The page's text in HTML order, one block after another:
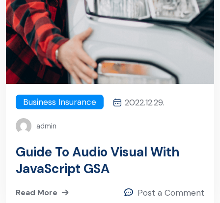
Business Insurance 2022.12.29.
admin
Guide To Audio Visual With
JavaScript GSA
Read More Post a Comment